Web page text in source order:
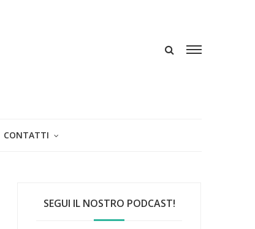
CONTATTI
SEGUI IL NOSTRO PODCAST!